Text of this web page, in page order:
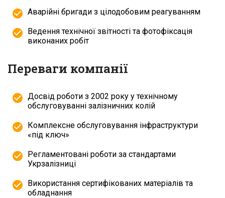
Аварійні бригади з цілодобовим реагуванням
Ведення технічної звітності та фотофіксація
виконаних робіт
Переваги компанії
Досвід роботи з 2002 року у технічному
обслуговуванні залізничних колій
Комплексне обслуговування інфраструктури
«під ключ»
Регламентовані роботи за стандартами
Укрзалізниці
Використання сертифікованих матеріалів та
обладнання